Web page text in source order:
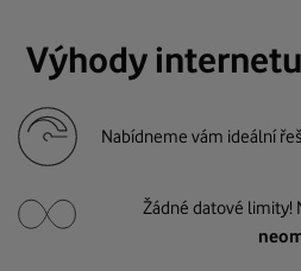
Výhody
Nabídneme vám ideální
Žádné datové limity!